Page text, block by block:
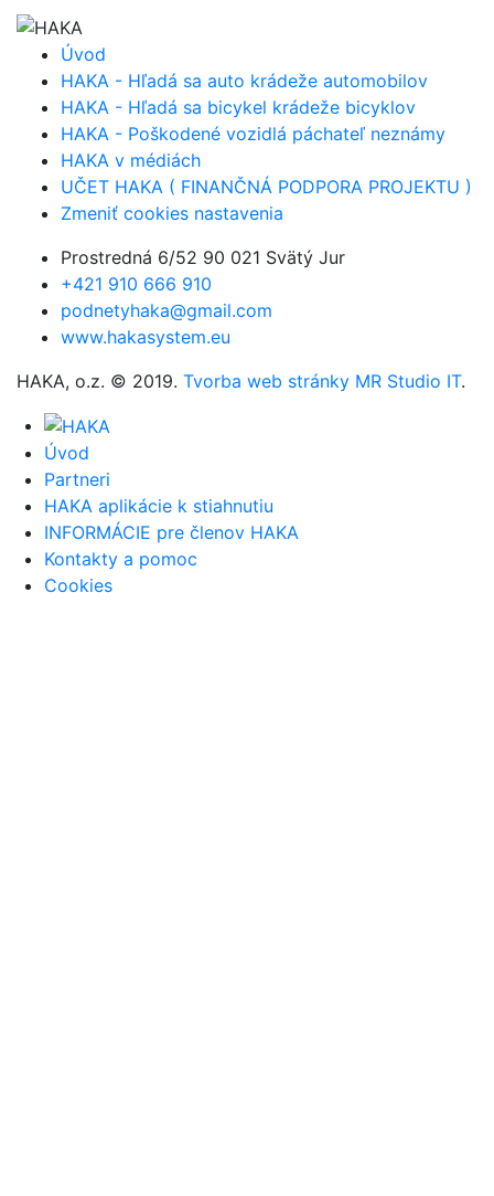
Úvod
HAKA - Hľadá sa auto krádeže automobilov
HAKA - Hľadá sa bicykel krádeže bicyklov
HAKA - Poškodené vozidlá páchateľ neznámy
HAKA v médiách
UČET HAKA ( FINANČNÁ PODPORA PROJEKTU )
Zmeniť cookies nastavenia
Prostredná 6/52 90 021 Svätý Jur
+421 910 666 910
podnetyhaka@gmail.com
www.hakasystem.eu
HAKA, o.z. © 2019. Tvorba web stránky MR Studio IT.
Úvod
Partneri
HAKA aplikácie k stiahnutiu
INFORMÁCIE pre členov HAKA
Kontakty a pomoc
Cookies